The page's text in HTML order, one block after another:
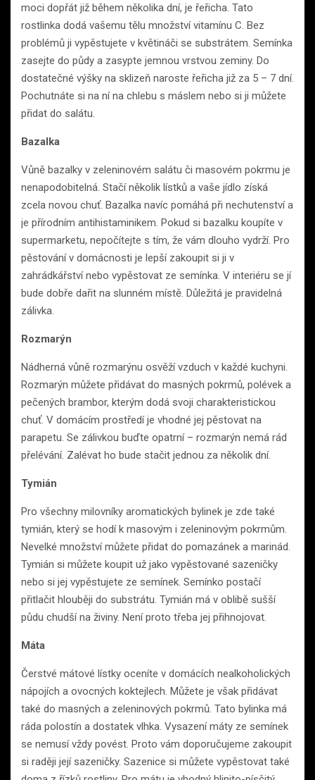
moci dopřát již během několika dní, je řeřicha. Tato
rostlinka dodá vašemu tělu množství vitamínu C. Bez
problémů ji vypěstujete v květináči se substrátem. Semínka
zasejte do půdy a zasypte jemnou vrstvou zeminy. Do
dostatečné výšky na sklizeň naroste řeřicha již za 5 – 7 dní.
Pochutnáte si na ní na chlebu s máslem nebo si ji můžete
přidat do salátu.
Bazalka
Vůně bazalky v zeleninovém salátu či masovém pokrmu je
nenapodobitelná. Stačí několik lístků a vaše jídlo získá
zcela novou chuť. Bazalka navíc pomáhá při nechutenství a
je přírodním antihistaminikem. Pokud si bazalku koupíte v
supermarketu, nepočítejte s tím, že vám dlouho vydrží. Pro
pěstování v domácnosti je lepší zakoupit si ji v
zahrádkářství nebo vypěstovat ze semínka. V interiéru se jí
bude dobře dařit na slunném místě. Důležitá je pravidelná
zálivka.
Rozmarýn
Nádherná vůně rozmarýnu osvěží vzduch v každé kuchyni.
Rozmarýn můžete přidávat do masných pokrmů, polévek a
pečených brambor, kterým dodá svoji charakteristickou
chuť. V domácím prostředí je vhodné jej pěstovat na
parapetu. Se zálivkou buďte opatrní – rozmarýn nemá rád
přelévání. Zalévat ho bude stačit jednou za několik dní.
Tymián
Pro všechny milovníky aromatických bylinek je zde také
tymián, který se hodí k masovým i zeleninovým pokrmům.
Nevelké množství můžete přidat do pomazánek a marinád.
Tymián si můžete koupit už jako vypěstované sazeničky
nebo si jej vypěstujete ze semínek. Semínko postačí
přitlačit hlouběji do substrátu. Tymián má v oblibě sušší
půdu chudší na živiny. Není proto třeba jej přihnojovat.
Máta
Čerstvé mátové lístky oceníte v domácích nealkoholických
nápojích a ovocných koktejlech. Můžete je však přidávat
také do masných a zeleninových pokrmů. Tato bylinka má
ráda polostín a dostatek vlhka. Vysazení máty ze semínek
se nemusí vždy povést. Proto vám doporučujeme zakoupit
si raději její sazeničky. Sazenice si můžete vypěstovat také